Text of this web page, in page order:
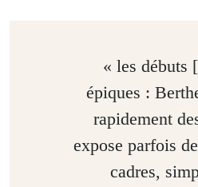
« les
épiques :
rapidement
expose parfois
cadres,